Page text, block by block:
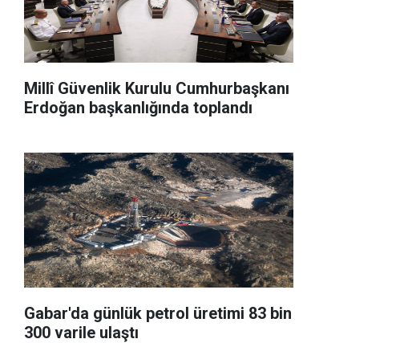
Millî Güvenlik Kurulu Cumhurbaşkanı
Erdoğan başkanlığında toplandı
Gabar'da günlük petrol üretimi 83 bin
300 varile ulaştı